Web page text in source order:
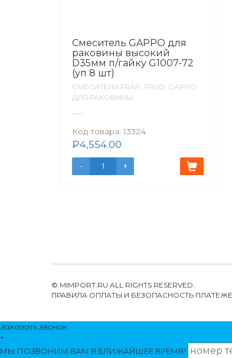
Смеситель GAPPO для
раковины высокий
D35мм п/гайку G1007-72
(уп 8 шт)
СМЕСИТЕЛИ FRAP, FRUD, GAPPO
ДЛЯ РАКОВИНЫ
Код товара: 13324
₽4,554.00
© MIMPORT.RU ALL RIGHTS RESERVED.
ПРАВИЛА ОПЛАТЫ И БЕЗОПАСНОСТЬ
Заказать звонок
+
МЫ ПОЗВОНИМ ВАМ В БЛИЖАЙШЕЕ ВРЕМЯ!